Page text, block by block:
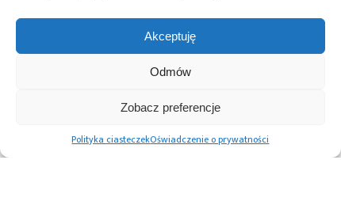
Akceptuję
Odmów
Zobacz preferencje
Polityka ciasteczekOświadczenie o prywatności
Przeczytaj również:
Polscy licealiści
Ogłoszono wynikiSpołeczność